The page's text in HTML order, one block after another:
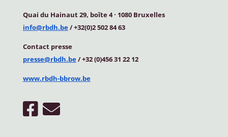
Quai du Hainaut 29, boîte 4· 1080 Bruxelles
info@rbdh.be/ +32(0)2 502 84 63
Contact presse
presse@rbdh.be/ +32 (0)456 31 22 12
www.rbdh-bbrow.be